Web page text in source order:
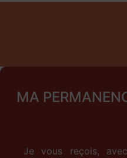
MA
Je vous reçois,